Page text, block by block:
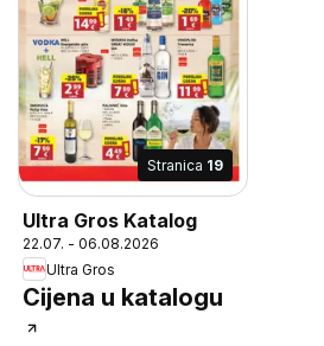
Stranica 19
Ultra Gros Katalog
22.07. - 06.08.2026
Ultra Gros
Cijena u katalogu